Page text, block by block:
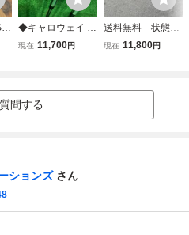
◆キャロウェイ J
AWS RAW ウェッ
現在 11,700円
送料無料 状態ま
ずまず良好 キャ
現在 11,800円
質問する
ションズ さん